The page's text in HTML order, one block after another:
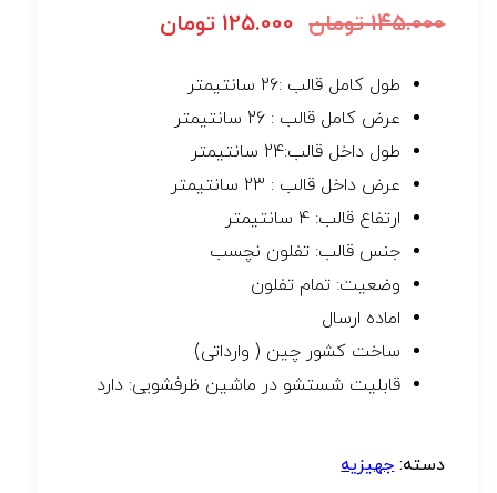
امتیازدهی
145.000 تومان 125.000 تومان
طول کامل قالب :26 سانتیمتر
عرض کامل قالب : 26 سانتیمتر
طول داخل قالب:24 سانتیمتر
عرض داخل قالب : 23 سانتیمتر
ارتفاع قالب: 4 سانتیمتر
جنس قالب: تفلون نچسب
وضعیت: تمام تفلون
اماده ارسال
ساخت کشور چین ( وارداتی)
قابلیت شستشو در ماشین ظرفشویی: دارد
دسته:جهیزیه